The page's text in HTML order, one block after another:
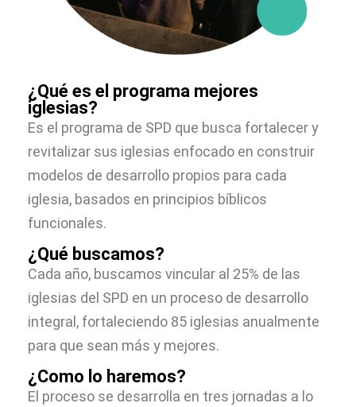
¿Qué es el programa mejores
iglesias?
Es el programa de SPD que busca fortalecer y
revitalizar sus iglesias enfocado en construir
modelos de desarrollo propios para cada
iglesia, basados en principios bíblicos
funcionales.
¿Qué buscamos?
Cada año, buscamos vincular al 25% de las
iglesias del SPD en un proceso de desarrollo
integral, fortaleciendo 85 iglesias anualmente
para que sean más y mejores.
¿Como lo haremos?
El proceso se desarrolla en tres jornadas a lo